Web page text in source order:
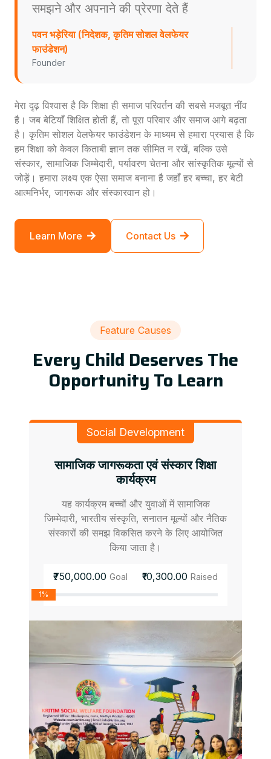
समझने और अपनाने की प्रेरणा देते हैं
पवन भड़ेरिया (निदेशक, कृतिम सोशल वेलफेयर
फाउंडेशन)
Founder
मेरा दृढ़ विश्वास है कि शिक्षा ही समाज परिवर्तन की सबसे मजबूत नींव
है। जब बेटियाँ शिक्षित होती हैं, तो पूरा परिवार और समाज आगे बढ़ता
है। कृतिम सोशल वेलफेयर फाउंडेशन के माध्यम से हमारा प्रयास है कि
हम शिक्षा को केवल किताबी ज्ञान तक सीमित न रखें, बल्कि उसे
संस्कार, सामाजिक जिम्मेदारी, पर्यावरण चेतना और सांस्कृतिक मूल्यों से
जोड़ें। हमारा लक्ष्य एक ऐसा समाज बनाना है जहाँ हर बच्चा, हर बेटी
आत्मनिर्भर, जागरूक और संस्कारवान हो।
Learn More Contact Us
Feature Causes
Every Child Deserves The
Opportunity To Learn
Social Development
सामाजिक जागरूकता एवं संस्कार शिक्षा
कार्यक्रम
यह कार्यक्रम बच्चों और युवाओं में सामाजिक
जिम्मेदारी, भारतीय संस्कृति, सनातन मूल्यों और नैतिक
संस्कारों की समझ विकसित करने के लिए आयोजित
किया जाता है।
₹750,000.00 Goal ₹10,300.00 Raised
1%